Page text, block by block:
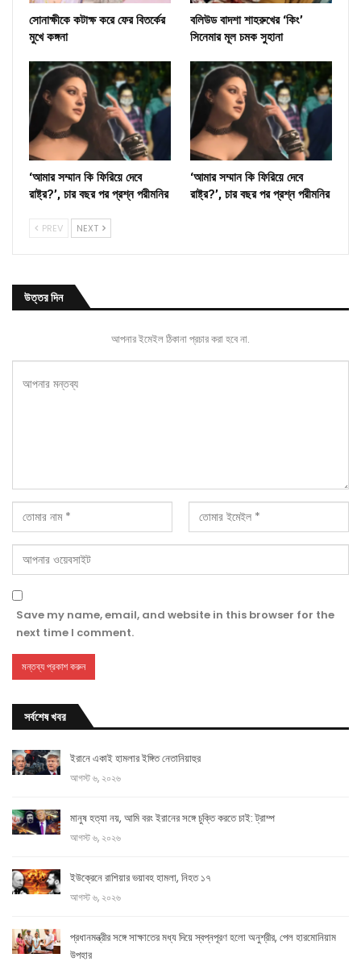
সোনাক্ষীকে কটাক্ষ করে ফের বিতর্কের
মুখে কঙ্গনা
বলিউড বাদশা শাহরুখের ‘কিং’
সিনেমার মূল চমক সুহানা
‘আমার সম্মান কি ফিরিয়ে দেবে
রাষ্ট্র?’, চার বছর পর প্রশ্ন পরীমনির
‘আমার সম্মান কি ফিরিয়ে দেবে
রাষ্ট্র?’, চার বছর পর প্রশ্ন পরীমনির
PREV NEXT
উত্তর দিন
আপনার ইমেইল ঠিকানা প্রচার করা হবে না.
Save my name, email, and website in this browser for the
next time I comment.
সর্বশেষ খবর
ইরানে একাই হামলার ইঙ্গিত নেতানিয়াহুর
আগস্ট ৬, ২০২৬
মানুষ হত্যা নয়, আমি বরং ইরানের সঙ্গে চুক্তি করতে চাই: ট্রাম্প
আগস্ট ৬, ২০২৬
ইউক্রেনে রাশিয়ার ভয়াবহ হামলা, নিহত ১৭
আগস্ট ৬, ২০২৬
প্রধানমন্ত্রীর সঙ্গে সাক্ষাতের মধ্য দিয়ে স্বপ্নপূরণ হলো অনুশ্রীর, পেল হারমোনিয়াম
উপহার